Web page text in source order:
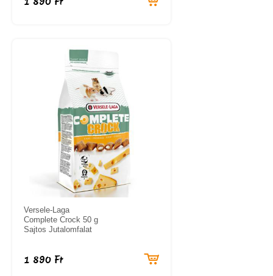
Versele-Laga
Complete Crock 50 g
Sajtos Jutalomfalat
1 890 Ft